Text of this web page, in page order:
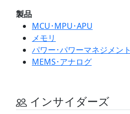
製品
MCU･MPU･APU
メモリ
パワー･パワーマネジメント
MEMS･アナログ
インサイダーズ